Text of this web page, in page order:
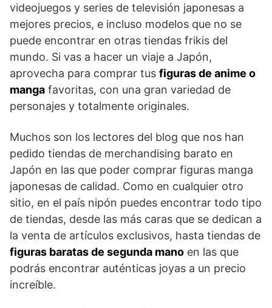
videojuegos y series de televisión japonesas a
mejores precios, e incluso modelos que no se
puede encontrar en otras tiendas frikis del
mundo. Si vas a hacer un viaje a Japón,
aprovecha para comprar tus figuras de anime o
manga favoritas, con una gran variedad de
personajes y totalmente originales.
Muchos son los lectores del blog que nos han
pedido tiendas de merchandising barato en
Japón en las que poder comprar figuras manga
japonesas de calidad. Como en cualquier otro
sitio, en el país nipón puedes encontrar todo tipo
de tiendas, desde las más caras que se dedican a
la venta de artículos exclusivos, hasta tiendas de
figuras baratas de segunda mano en las que
podrás encontrar auténticas joyas a un precio
increíble.